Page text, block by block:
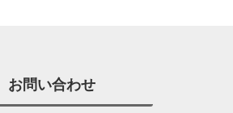
お問い合わせ